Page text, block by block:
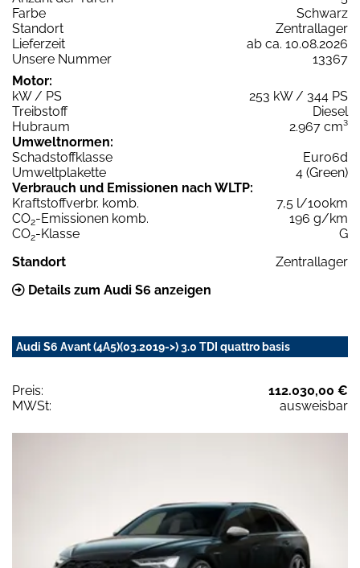
Farbe
Schwarz
Standort
Zentrallager
Lieferzeit
ab ca. 10.08.2026
Unsere Nummer
13367
Motor:
kW / PS
253 kW / 344 PS
Treibstoff
Diesel
Hubraum
2.967 cm³
Umweltnormen:
Schadstoffklasse
Euro6d
Umweltplakette
4 (Green)
Verbrauch und Emissionen nach WLTP:
Kraftstoffverbr. komb.
7,5 l/100km
CO2-Emissionen komb.
196 g/km
CO2-Klasse
G
Standort
Zentrallager
Details zum Audi S6 anzeigen
Audi S6 Avant (4A5)(03.2019->) 3.0 TDI quattro basis
Preis:
112.030,00 €
MWSt:
ausweisbar